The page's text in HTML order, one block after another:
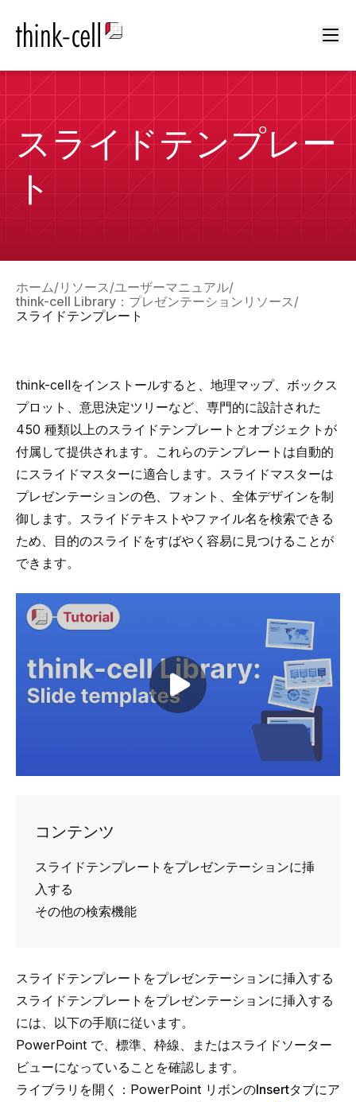
スライドテンプレー
ト
ホーム リソース ユーザーマニュアル
think-cell Library：プレゼンテーションリソース
スライドテンプレート
think-cellをインストールすると、地理マップ、ボックス
プロット、意思決定ツリーなど、専門的に設計された
450 種類以上のスライドテンプレートとオブジェクトが
付属して提供されます。これらのテンプレートは自動的
にスライドマスターに適合します。スライドマスターは
プレゼンテーションの色、フォント、全体デザインを制
御します。スライドテキストやファイル名を検索できる
ため、目的のスライドをすばやく容易に見つけることが
できます。
Play video
コンテンツ
スライドテンプレートをプレゼンテーションに挿
入する
その他の検索機能
スライドテンプレートをプレゼンテーションに挿入する
スライドテンプレートをプレゼンテーションに挿入する
には、以下の手順に従います。
PowerPoint で、標準、枠線、またはスライドソーター
ビューになっていることを確認します。
ライブラリを開く：PowerPoint リボンのInsertタブにア